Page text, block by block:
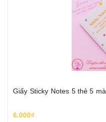
Giấy Sticky Notes 5 thẻ 5
6.000₫